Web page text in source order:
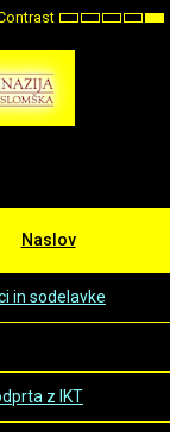
Default
NightHighHigh
Naslov
in sodelavke
z IKT